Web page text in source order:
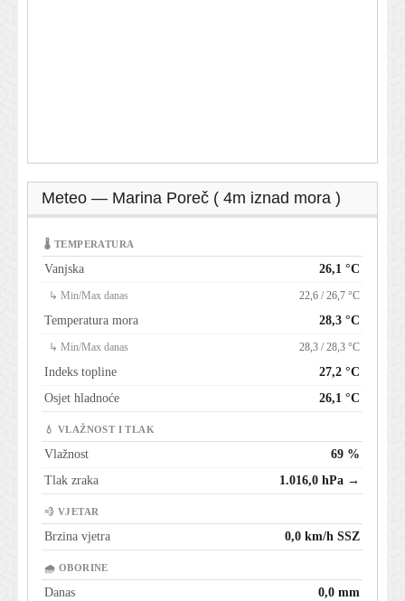
Meteo — Marina Poreč ( 4m iznad mora )
🌡 TEMPERATURA
Vanjska 26,1 °C
↳ Min/Max danas 22,6 / 26,7 °C
Temperatura mora 28,3 °C
↳ Min/Max danas 28,3 / 28,3 °C
Indeks topline
27,2 °C
Osjet hladnoće
26,1 °C
💧 VLAŽNOST I TLAK
Vlažnost
69 %
Tlak zraka
1.016,0 hPa →
💨 VJETAR
Brzina vjetra 0,0 km/h SSZ
🌧 OBORINE
Danas
0,0 mm